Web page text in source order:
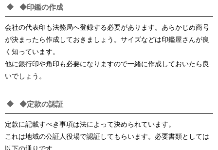
◆印鑑の作成
会社の代表印も法務局へ登録する必要があります。あらかじめ商号
が決まったら作成しておきましょう。サイズなどは印鑑屋さんが良
く知っています。
他に銀行印や角印も必要になりますので一緒に作成しておいたら良
いでしょう。
◆定款の認証
定款に記載すべき事項は法によって決められています。
これは地域の公証人役場で認証してもらいます。必要書類としては
以下の通りです。